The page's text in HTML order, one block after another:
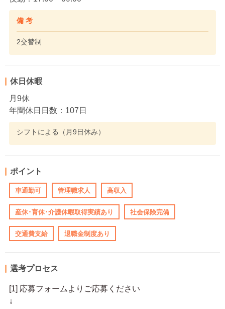
備 考
2交替制
休日休暇
月9休
年間休日日数：107日
シフトによる（月9日休み）
ポイント
車通勤可 管理職求人 高収入
産休･育休･介護休暇取得実績あり 社会保険完備
交通費支給 退職金制度あり
選考プロセス
[1] 応募フォームよりご応募ください
↓